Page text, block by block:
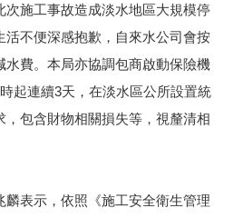
次施工事故造成淡水地區大規模停
活不便深感抱歉，自來水公司會按
水費。本局亦協調包商啟動保險機
起連續3天，在淡水區公所設置統
，包含財物相關損失等，視釐清相
麟表示，依照《施工安全衛生管理